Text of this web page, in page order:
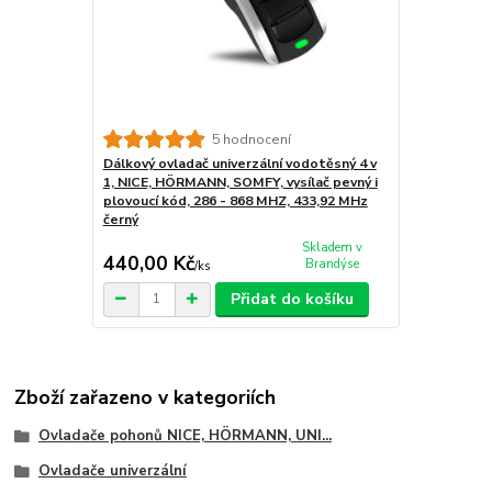
5 hodnocení
Dálkový ovladač univerzální vodotěsný 4 v
1, NICE, HÖRMANN, SOMFY, vysílač pevný i
plovoucí kód, 286 - 868 MHZ, 433,92 MHz
černý
440,00 Kč/ks
Skladem v
Brandýse
Přidat do košíku
Zboží zařazeno v kategoriích
Ovladače pohonů NICE, HÖRMANN, UNI...
Ovladače univerzální